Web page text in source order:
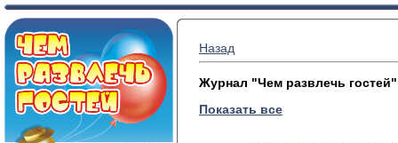
Назад
Журнал "Чем развлечь гостей"
Показать все